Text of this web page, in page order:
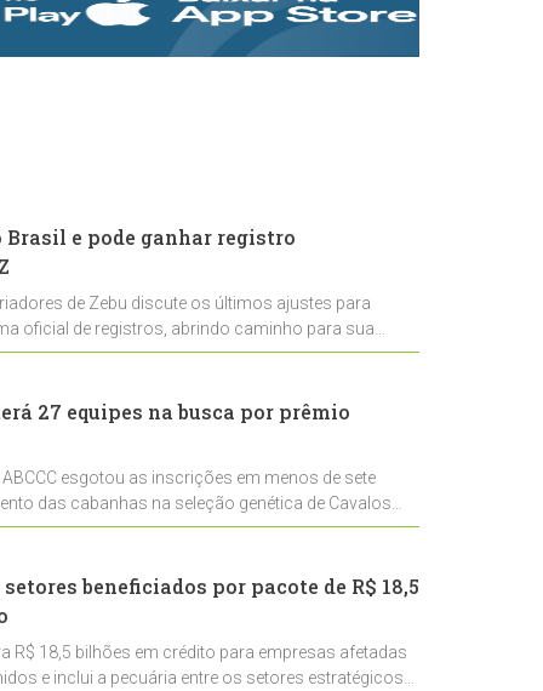
rastreabilidade e
rigor técnico para
Brasil e pode ganhar registro
de Zebu discute os últimos ajustes para
oficial de registros, abrindo caminho para sua
27 equipes na busca por prêmio
esgotou as inscrições em menos de sete
das cabanhas na seleção genética de Cavalos
beneficiados por pacote de R$ 18,5
R$ 18,5 bilhões em crédito para empresas afetadas
e inclui a pecuária entre os setores estratégicos